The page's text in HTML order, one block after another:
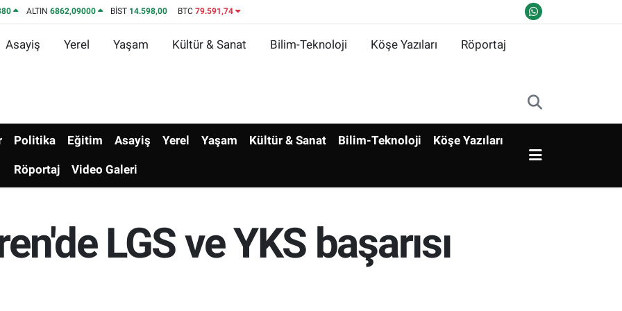
ALTIN 6862,09000 BİST 14.598,00 BTC 79.591,74
Asayiş Yerel Yaşam Kültür & Sanat Bilim-Teknoloji Köşe Yazıları Röportaj
Politika Eğitim Asayiş Yerel Yaşam Kültür & Sanat Bilim-Teknoloji Köşe Yazıları
Röportaj Video Galeri
LGS ve YKS başarısı